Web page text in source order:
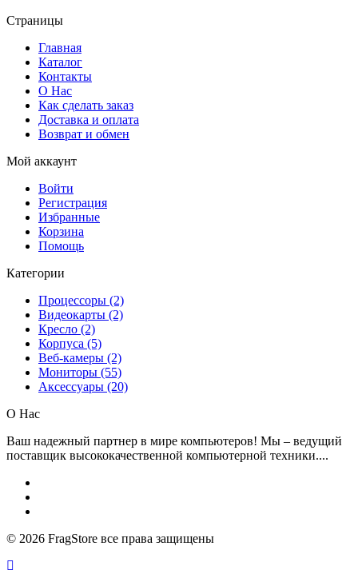
Страницы
Главная
Каталог
Контакты
О Нас
Как сделать заказ
Доставка и оплата
Возврат и обмен
Мой аккаунт
Войти
Регистрация
Избранные
Корзина
Помощь
Категории
Процессоры (2)
Видеокарты (2)
Кресло (2)
Корпуса (5)
Веб-камеры (2)
Мониторы (55)
Аксессуары (20)
О Нас
Ваш надежный партнер в мире компьютеров! Мы – ведущий
поставщик высококачественной компьютерной техники....
© 2026 FragStore все права защищены